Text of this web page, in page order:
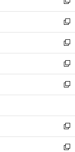
開
く
ウ
で
開
く
ィ
ン
ド
ウ
で
開
く
い
ウ
ィ
ン
ド
ウ
で
開
く
新
し
い
ウ
ィ
ン
ド
ウ
で
開
新
し
い
ウ
ィ
ン
ド
ウ
開
く
新
し
い
ウ
ィ
ン
ウ
で
開
く
新
し
い
ウ
ン
ド
ウ
で
新
し
ウ
ィ
ン
ド
新
し
い
新